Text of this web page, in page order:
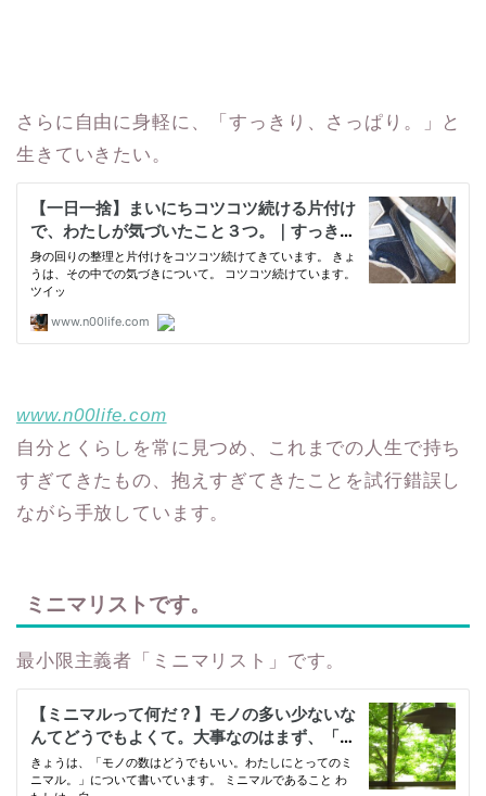
さらに自由に身軽に、「すっきり、さっぱり。」と
生きていきたい。
www.n00life.com
自分とくらしを常に見つめ、これまでの人生で持ち
すぎてきたもの、抱えすぎてきたことを試行錯誤し
ながら手放しています。
ミニマリストです。
最小限主義者「ミニマリスト」です。